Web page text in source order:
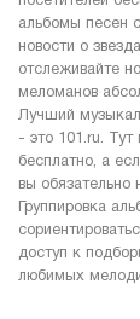
альбомы песен
новости о
отслеживайте
меломанов
Лучший
- это 101.ru.
бесплатно, а
вы
Группировка
доступ к
любимых